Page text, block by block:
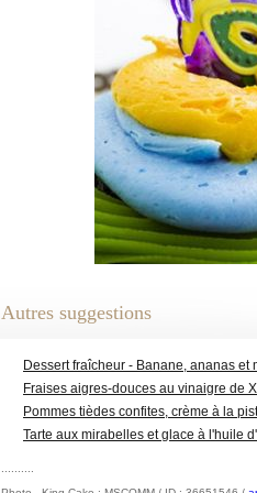
Autres suggestions
Dessert fraîcheur - Banane, ananas et
Fraises aigres-douces au vinaigre de
Pommes tièdes confites, crème à la
Tarte aux mirabelles et glace à l'huile